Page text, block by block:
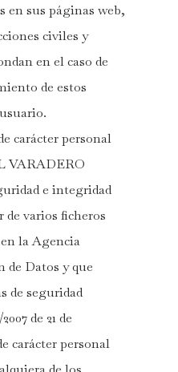
en sus páginas web,
civiles y
en el caso de
de estos
carácter personal
VARADERO
e integridad
de varios ficheros
la Agencia
de Datos y que
de seguridad
de 21 de
carácter personal